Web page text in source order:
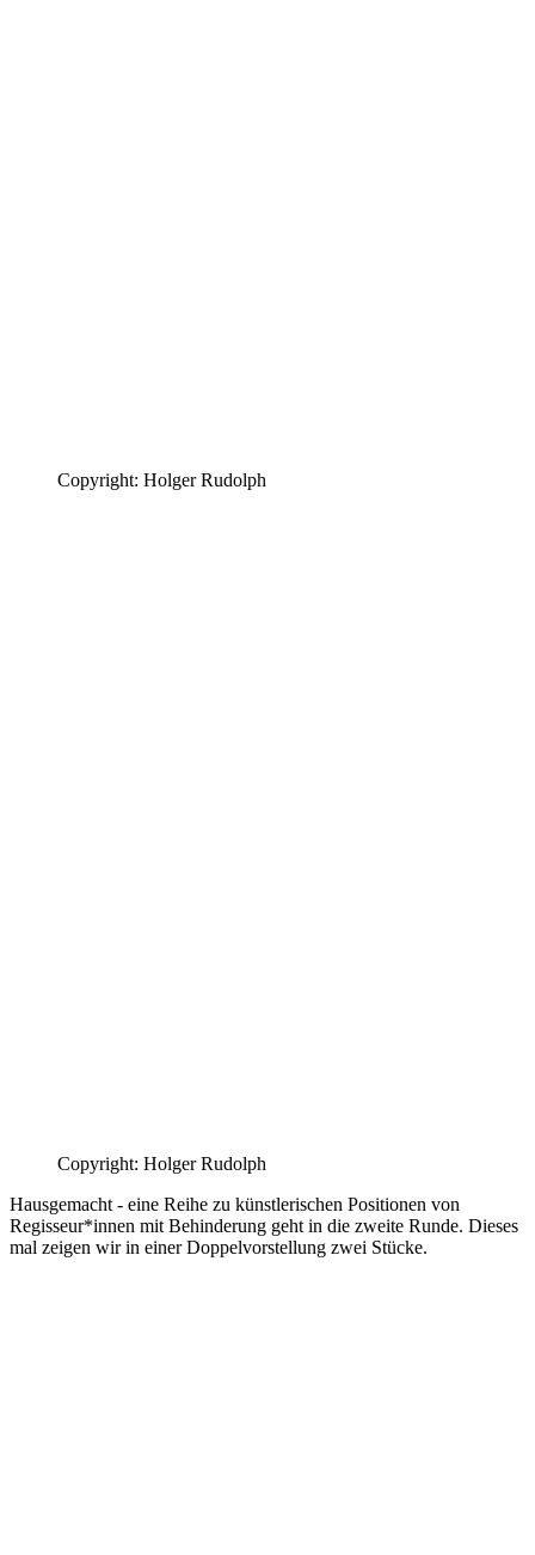
Copyright: Holger Rudolph
Copyright: Holger Rudolph
Hausgemacht - eine Reihe zu künstlerischen Positionen von
Regisseur*innen mit Behinderung geht in die zweite Runde. Dieses
mal zeigen wir in einer Doppelvorstellung zwei Stücke.